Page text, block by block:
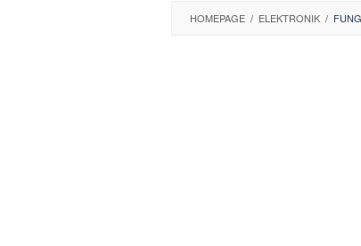
HOMEPAGE / ELEKTRONIK /